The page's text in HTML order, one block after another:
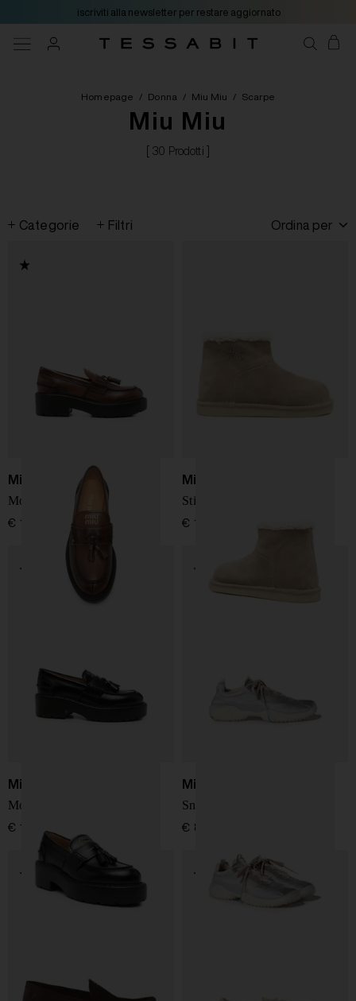
iscriviti alla newsletter per restare aggiornato
Homepage / Donna / Miu Miu / Scarpe
Miu Miu
[ 30 Prodotti ]
Categorie Filtri Ordina per
Miu Miu
Mocassini in pelle
€ 1.000,00
Miu Miu
Stivali in pelle scamosciata
€ 1.000,00
Miu Miu
Mocassini in pelle
€ 1.000,00
Miu Miu
Sneakers Bubble
€ 890,00